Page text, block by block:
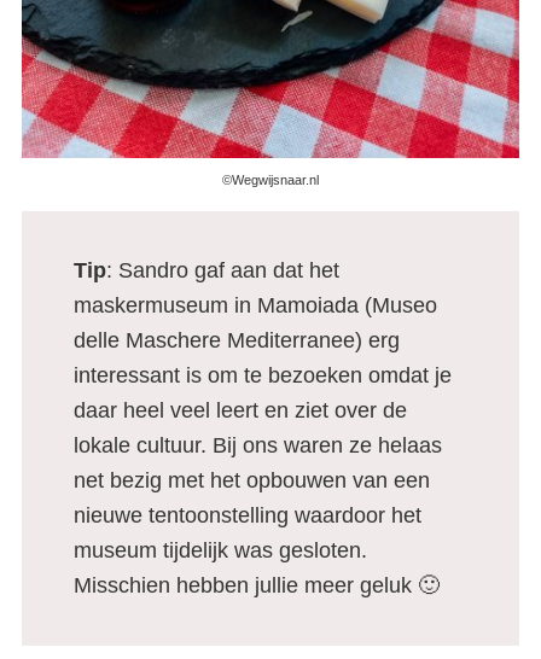
©Wegwijsnaar.nl
Tip: Sandro gaf aan dat het
maskermuseum in Mamoiada (Museo
delle Maschere Mediterranee) erg
interessant is om te bezoeken omdat je
daar heel veel leert en ziet over de
lokale cultuur. Bij ons waren ze helaas
net bezig met het opbouwen van een
nieuwe tentoonstelling waardoor het
museum tijdelijk was gesloten.
Misschien hebben jullie meer geluk 🙂